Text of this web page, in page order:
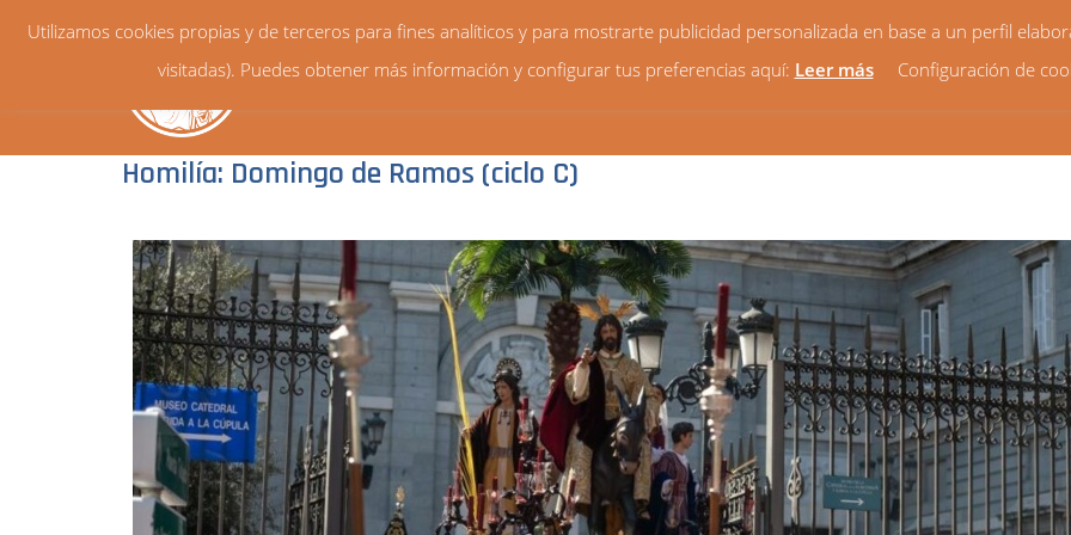
HORARIOS VIDA PARROQUIAL NOTICIAS
Homilía: Domingo de Ramos (ciclo C)
Utilizamos cookies propias y de terceros para fines analíticos y para mostrarte publicidad personalizada en base a un perfil
visitadas). Puedes obtener más información y configurar tus preferencias aquí: Leer más Configuración de